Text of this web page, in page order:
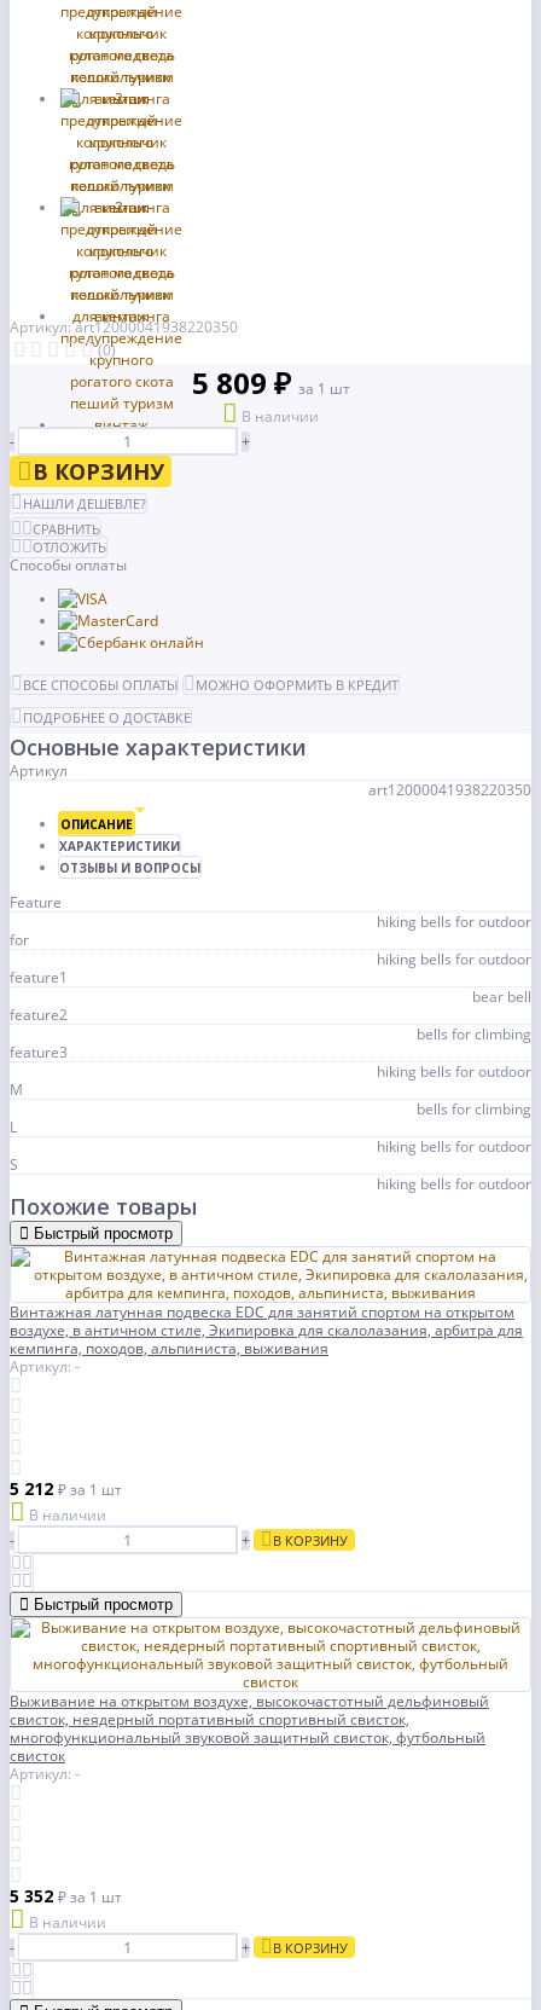
Артикул: art12000041938220350
(0)
5 809 ₽ за 1 шт
В наличии
-
+
В КОРЗИНУ
НАШЛИ ДЕШЕВЛЕ?
СРАВНИТЬ
ОТЛОЖИТЬ
Способы оплаты
ВСЕ СПОСОБЫ ОПЛАТЫ
МОЖНО ОФОРМИТЬ В КРЕДИТ
ПОДРОБНЕЕ О ДОСТАВКЕ
Основные характеристики
Артикул
art12000041938220350
ОПИСАНИЕ
ХАРАКТЕРИСТИКИ
ОТЗЫВЫ И ВОПРОСЫ
Feature
hiking bells for outdoor
for
hiking bells for outdoor
feature1
bear bell
feature2
bells for climbing
feature3
hiking bells for outdoor
M
bells for climbing
L
hiking bells for outdoor
S
hiking bells for outdoor
Похожие товары
Быстрый просмотр
Винтажная латунная подвеска EDC для занятий спортом на открытом
воздухе, в античном стиле, Экипировка для скалолазания, арбитра для
кемпинга, походов, альпиниста, выживания
Артикул: -
5 212 ₽за 1 шт
В наличии
-
+ В КОРЗИНУ
Быстрый просмотр
Выживание на открытом воздухе, высокочастотный дельфиновый
свисток, неядерный портативный спортивный свисток,
многофункциональный звуковой защитный свисток, футбольный
свисток
Артикул: -
5 352 ₽за 1 шт
В наличии
-
+ В КОРЗИНУ